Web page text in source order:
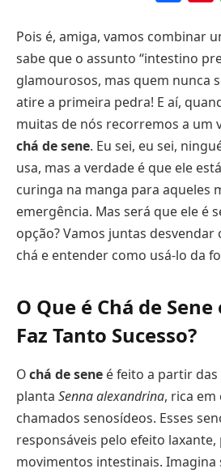
Pois é, amiga, vamos combinar
sabe que o assunto “intestino
glamourosos, mas quem nunca
atire a primeira pedra! E aí,
muitas de nós recorremos a um
chá de sene. Eu sei, eu sei,
usa, mas a verdade é que ele
curinga na manga para aqueles
emergência. Mas será que ele é
opção? Vamos juntas
chá e entender como usá-lo da
O Que é Chá de Sene
Faz Tanto Sucesso?
Ochá de sene é feito a partir
planta Senna alexandrina, rica
chamados senosídeos. Esses
responsáveis pelo efeito
movimentos intestinais. Imagina